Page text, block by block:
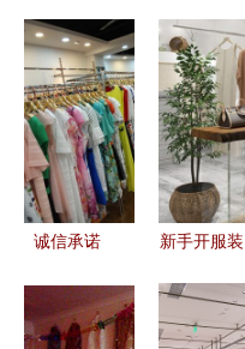
诚信承诺
无需任何保
新手开服装
从零到稳步